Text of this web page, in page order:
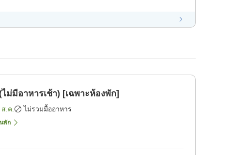
ม่มีอาหารเช้า) [เฉพาะห้องพัก]
ส.ค. ไม่รวมมื้ออาหาร
พัก